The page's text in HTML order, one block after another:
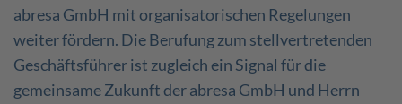
abresa GmbH mit organisatorischen Regelungen
weiter fördern. Die Berufung zum stellvertretenden
Geschäftsführer ist zugleich ein Signal für die
gemeinsame Zukunft der abresa GmbH und Herrn